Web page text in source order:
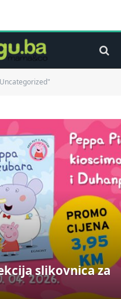
slikovnica za